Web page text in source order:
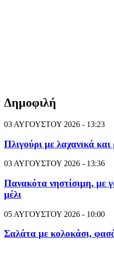
Δημοφιλή
03 ΑΥΓΟΥΣΤΟΥ 2026 - 13:23
Πλιγούρι με λαχανικά και
03 ΑΥΓΟΥΣΤΟΥ 2026 - 13:36
Πανακότα νηστίσιμη, με
μέλι
05 ΑΥΓΟΥΣΤΟΥ 2026 - 10:00
Σαλάτα με κολοκάσι,